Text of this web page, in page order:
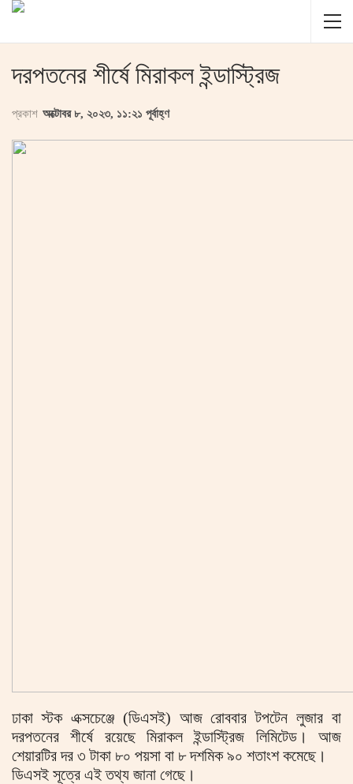
দরপতনের শীর্ষে মিরাকল ইন্ডাস্ট্রিজ
প্রকাশ অক্টোবর ৮, ২০২৩, ১১:২১ পূর্বাহ্ণ
ঢাকা স্টক এক্সচেঞ্জে (ডিএসই) আজ রোববার টপটেন লুজার বা
দরপতনের শীর্ষে রয়েছে মিরাকল ইন্ডাস্ট্রিজ লিমিটেড। আজ
শেয়ারটির দর ৩ টাকা ৮০ পয়সা বা ৮ দশমিক ৯০ শতাংশ কমেছে।
ডিএসই সূত্রে এই তথ্য জানা গেছে।